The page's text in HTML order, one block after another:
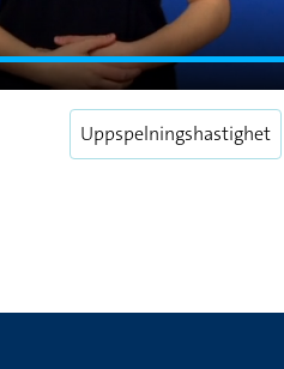
Uppspelningshastighet